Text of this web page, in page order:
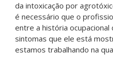
da intoxicação por
é necessário que o
entre a história
sintomas que ele está
estamos trabalhando na